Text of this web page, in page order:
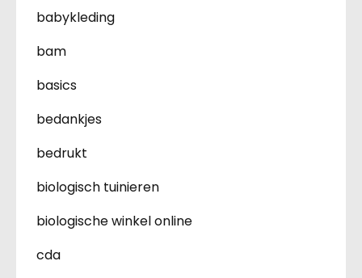
babykleding
bam
basics
bedankjes
bedrukt
biologisch tuinieren
biologische winkel online
cda